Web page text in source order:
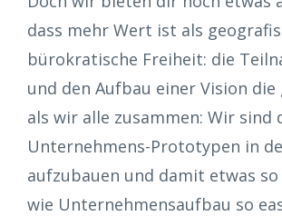
dass mehr Wert ist als
bürokratische Freiheit: die
und den Aufbau einer Vision
als wir alle zusammen: Wir sind
Unternehmens-Prototypen in
aufzubauen und damit etwas
wie Unternehmensaufbau so